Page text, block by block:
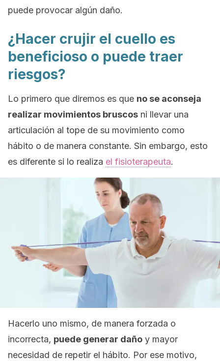
puede provocar algún daño.
¿Hacer crujir el cuello es
beneficioso o puede traer
riesgos?
Lo primero que diremos es que no se aconseja
realizar movimientos bruscos ni llevar una
articulación al tope de su movimiento como
hábito o de manera constante. Sin embargo, esto
es diferente si lo realiza el fisioterapeuta.
Hacerlo uno mismo, de manera forzada o
incorrecta, puede generar daño y mayor
necesidad de repetir el hábito. Por ese motivo,